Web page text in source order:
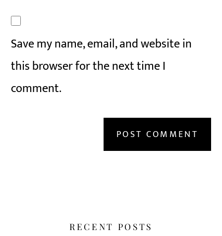
Save my name, email, and website in
this browser for the next time I
comment.
RECENT POSTS